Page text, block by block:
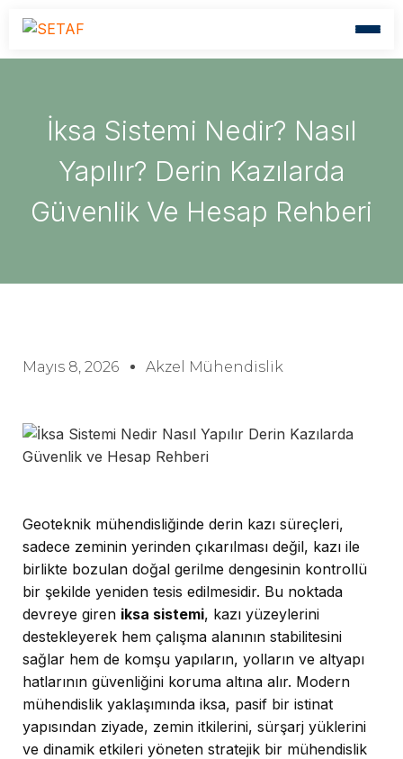
İksa Sistemi Nedir? Nasıl
Yapılır? Derin Kazılarda
Güvenlik Ve Hesap Rehberi
Mayıs 8, 2026 Akzel Mühendislik
Geoteknik mühendisliğinde derin kazı süreçleri,
sadece zeminin yerinden çıkarılması değil, kazı ile
birlikte bozulan doğal gerilme dengesinin kontrollü
bir şekilde yeniden tesis edilmesidir. Bu noktada
devreye giren iksa sistemi, kazı yüzeylerini
destekleyerek hem çalışma alanının stabilitesini
sağlar hem de komşu yapıların, yolların ve altyapı
hatlarının güvenliğini koruma altına alır. Modern
mühendislik yaklaşımında iksa, pasif bir istinat
yapısından ziyade, zemin itkilerini, sürşarj yüklerini
ve dinamik etkileri yöneten stratejik bir mühendislik